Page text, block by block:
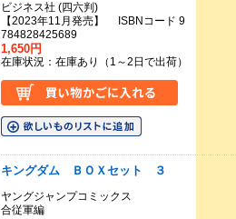
ビジネス社 (四六判)
【2023年11月発売】 ISBNコード 9
784828425689
1,650円
在庫状況：在庫あり（1～2日で出荷）
キングダム ＢＯＸセット ３
ヤングジャンプコミックス
合従軍編